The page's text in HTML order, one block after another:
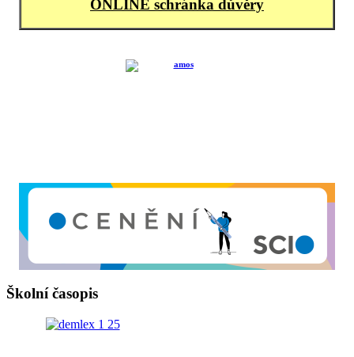
ONLINE schránka důvěry
Školní časopis